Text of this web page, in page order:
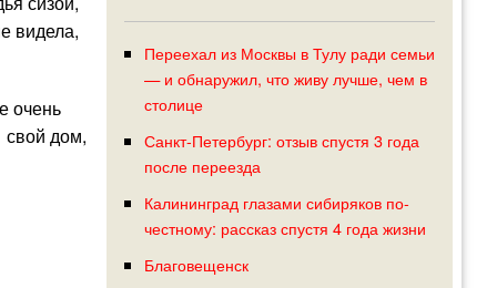
видела,
очень
свой дом,
Переехал из Москвы в Тулу ради семьи
— и обнаружил, что живу лучше, чем в
столице
Санкт-Петербург: отзыв спустя 3 года
после переезда
Калининград глазами сибиряков по-
честному: рассказ спустя 4 года жизни
Благовещенск